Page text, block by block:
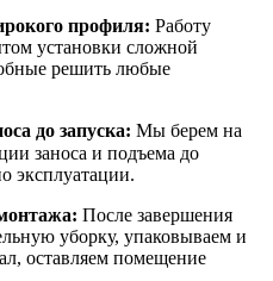
профиля: Работу
установки сложной
решить любые
до запуска: Мы берем на
заноса и подъема до
эксплуатации.
После завершения
уборку, упаковываем и
оставляем помещение